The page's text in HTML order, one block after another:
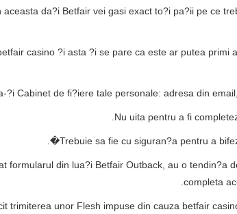
da?i Betfair vei gasi exact to?i pa?ii pe ce
casino ?i asta ?i se pare ca este ar putea
?i Cabinet de fi?iere tale personale: adresa din
Nu uita pentru a fi
Trebuie sa fie cu siguran?a pentru a
formularul din lua?i Betfair Outback, au o tendin?a
completa
trimiterea unor Flesh impuse din cauza betfair